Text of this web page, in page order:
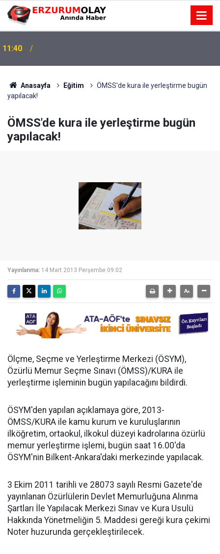
11:40
Anasayfa Eğitim
ÖMSS'de kura ile yerleştirme bugün
yapılacak!
ÖMSS'de kura ile yerleştirme bugün
yapılacak!
Yayınlanma: 14 Mart 2013 Perşembe 09:02
Ölçme, Seçme ve Yerleştirme Merkezi (ÖSYM),
Özürlü Memur Seçme Sınavı (ÖMSS)/KURA ile
yerleştirme işleminin bugün yapılacağını bildirdi.
ÖSYM'den yapılan açıklamaya göre, 2013-
ÖMSS/KURA ile kamu kurum ve kuruluşlarının
ilköğretim, ortaokul, ilkokul düzeyi kadrolarına özürlü
memur yerleştirme işlemi, bugün saat 16.00'da
ÖSYM'nin Bilkent-Ankara'daki merkezinde yapılacak.
3 Ekim 2011 tarihli ve 28073 sayılı Resmi Gazete'de
yayınlanan Özürlülerin Devlet Memurluğuna Alınma
Şartları İle Yapılacak Merkezi Sınav ve Kura Usulü
Hakkında Yönetmeliğin 5. Maddesi gereği kura çekimi
Noter huzurunda gerçekleştirilecek.